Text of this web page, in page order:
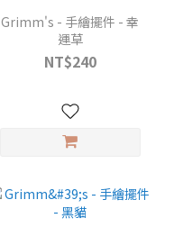
Grimm's - 手繪擺件 - 幸
運草
NT$240